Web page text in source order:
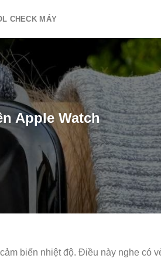
CHECK MÁY
Apple Watch
biến nhiệt độ. Điều này nghe có